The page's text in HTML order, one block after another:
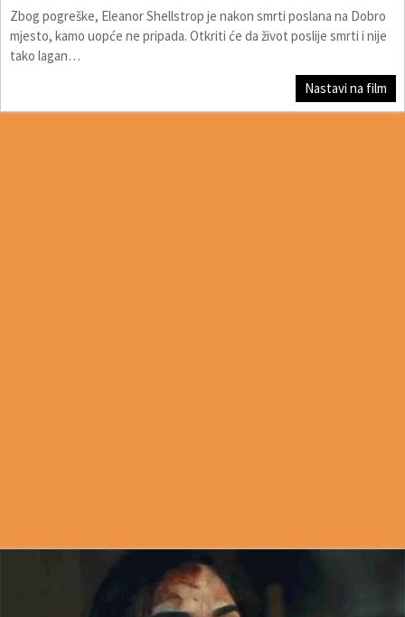
Zbog pogreške, Eleanor Shellstrop je nakon smrti poslana na Dobro
mjesto, kamo uopće ne pripada. Otkriti će da život poslije smrti i nije
tako lagan…
Nastavi na film